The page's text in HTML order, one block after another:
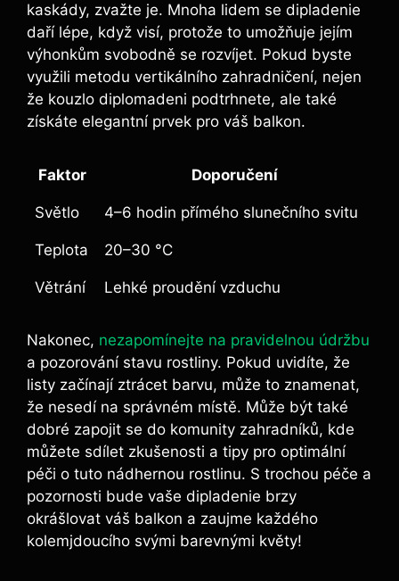
kaskády, zvažte je. Mnoha lidem se dipladenie
daří lépe, když visí, protože to umožňuje jejím
výhonkům svobodně se rozvíjet. Pokud byste
využili metodu vertikálního zahradničení, nejen
že kouzlo diplomadeni podtrhnete, ale také
získáte elegantní prvek pro váš balkon.
Faktor Doporučení
Světlo 4–6 hodin přímého slunečního svitu
Teplota 20–30 °C
Větrání Lehké proudění vzduchu
Nakonec, nezapomínejte na pravidelnou údržbu
a pozorování stavu rostliny. Pokud uvidíte, že
listy začínají ztrácet barvu, může to znamenat,
že nesedí na správném místě. Může být také
dobré zapojit se do komunity zahradníků, kde
můžete sdílet zkušenosti a tipy pro optimální
péči o tuto nádhernou rostlinu. S trochou péče a
pozornosti bude vaše dipladenie brzy
okrášlovat váš balkon a zaujme každého
kolemjdoucího svými barevnými květy!